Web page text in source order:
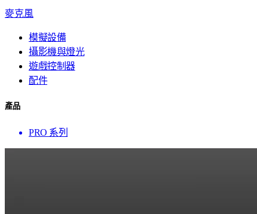
麥克風
模擬設備
攝影機與燈光
遊戲控制器
配件
產品
PRO 系列